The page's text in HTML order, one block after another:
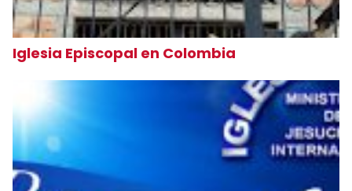
Iglesia Episcopal en Colombia